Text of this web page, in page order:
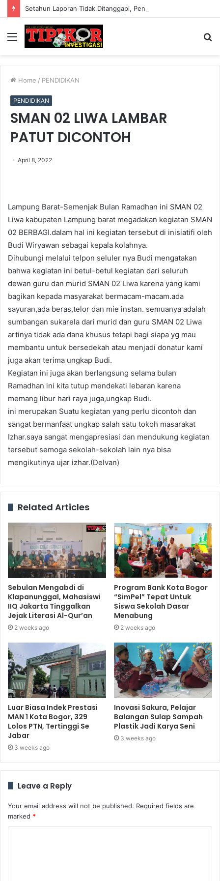
Menu
Home / PENDIDIKAN
PENDIDIKAN
SMAN 02 LIWA LAMBAR
PATUT DICONTOH
April 8, 2022
Lampung Barat-Semenjak Bulan Ramadhan ini SMAN 02
Liwa kabupaten Lampung barat megadakan kegiatan SMAN
02 BERBAGI.dalam hal ini kegiatan tersebut di inisiatifi oleh
Budi Wiryawan sebagai kepala kolahnya.
Dihubungi melalui telpon seluler nya Budi mengatakan
bahwa kegiatan ini betul-betul kegiatan dari seluruh
dewan guru dan murid SMAN 02 Liwa karena yang kami
bagikan kepada masyarakat bermacam-macam.ada
sayuran,ada beras,telor dan mie instan. semuanya adalah
sumbangan sukarela dari murid dan guru SMAN 02 Liwa
artinya tidak ada dana khusus tetapi bagi siapa yg mau
membantu untuk bersedekah atau menjadi donatur kami
juga akan terima ungkap Budi.
Kegiatan ini juga akan berlangsung selama bulan
Ramadhan ini kita tutup mendekati lebaran karena
memang libur hari raya juga,ungkap Budi.
ini merupakan Suatu kegiatan yang perlu dicontoh dan
sangat bermanfaat ungkap salah satu tokoh masarakat
Izhar.saya sangat mengapresiasi dan mendukung kegiatan
tersebut semoga sekolah-sekolah lain nya bisa
mengikutinya ujar izhar.(Delvan)
Related Articles
Sebulan Mengabdi di
Klapanunggal, Mahasiswi
IIQ Jakarta Tinggalkan
Jejak Literasi Al-Qur’an
2 weeks ago
Program Bank Kota Bogor
“SimPel” Tepat Untuk
Siswa Sekolah Dasar
Menabung
2 weeks ago
Luar Biasa Indek Prestasi
MAN 1 Kota Bogor, 329
Lolos PTN, Tertinggi Se
Jabar
3 weeks ago
Inovasi Sakura, Pelajar
Balangan Sulap Sampah
Plastik Jadi Karya Seni
3 weeks ago
Leave a Reply
Your email address will not be published. Required fields are
marked *